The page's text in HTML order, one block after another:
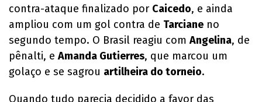
contra-ataque finalizado por Caicedo, e ainda
ampliou com um gol contra de Tarciane no
segundo tempo. O Brasil reagiu comAngelina, de
pênalti, eAmanda Gutierres, que marcou um
golaço e se sagrou artilheira do torneio.
Quando tudo parecia decidido a favor das